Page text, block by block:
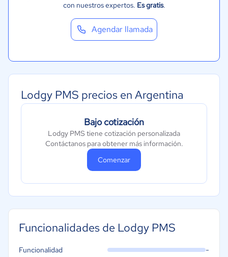
con nuestros expertos. Es gratis.
Agendar llamada
Lodgy PMS precios en Argentina
Bajo cotización
Lodgy PMS tiene cotización personalizada
Contáctanos para obtener más información.
Comenzar
Funcionalidades de Lodgy PMS
Funcionalidad -